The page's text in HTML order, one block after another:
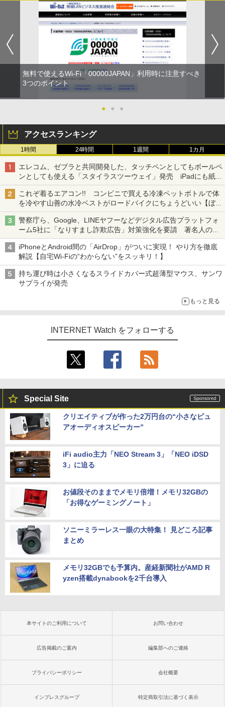
無料で使えるWi-Fi「00000JAPAN」利用時に注意すべき
3つのポイント
● ● ●
アクセスランキング
1時間 24時間 1週間 1カ月
エレコム、ゼブラと共同開発した、タッチペンとしてもボールペ
ンとしても使える「スタイラスツーウェイ」発売 iPadにも紙に
も、持ち替えずに書き込める
これぞ着るエアコン!! コンビニで買える冷凍ペットボトルで体
を冷やす山善の水冷ベストがロードバイクにちょうどいい【ぼっ
ち・ざ・ろーど！その14】【空いた時間でなにしてる？】
警察庁ら、Google、LINEヤフーなどデジタル広告プラットフォ
ーム5社に「なりすまし詐欺広告」対策強化を要請 著名人の写
真や映像を使った投資詐欺などへの対策として
iPhoneとAndroid間の「AirDrop」がついに実現！ やり方を徹底
解説【自宅Wi-Fiの“わからない”をスッキリ！】
持ち運び時は小さくなるスライドカバー式超薄型マウス、サンワ
サプライが発売
もっと見る
INTERNET Watch をフォローする
Special Site
クリエイティブが作った2万円台の“小さなピュ
アオーディオスピーカー”
iFi audio主力「NEO Stream 3」「NEO iDSD
3」に迫る
お値段そのままでメモリ倍増！メモリ32GBの
「お得なゲーミングノート」
ソニーミラーレス一眼の大特集！ 見どころ記事
まとめ
メモリ32GBでも予算内。産経新聞社がAMD R
yzen搭載dynabookを2千台導入
本サイトのご利用について お問い合わせ
広告掲載のご案内 編集部へのご連絡
プライバシーポリシー 会社概要
インプレスグループ 特定商取引法に基づく表示